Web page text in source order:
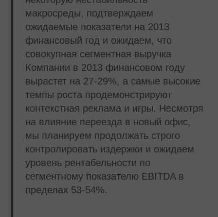
макросреды, подтверждаем
ожидаемые показатели на 2013
финансовый год и ожидаем, что
совокупная сегментная выручка
Компании в 2013 финансовом году
вырастет на 27-29%, а самые высокие
темпы роста продемонстрируют
контекстная реклама и игры. Несмотря
на влияние переезда в новый офис,
мы планируем продолжать строго
контролировать издержки и ожидаем
уровень рентабельности по
сегментному показателю EBITDA в
пределах 53-54%.